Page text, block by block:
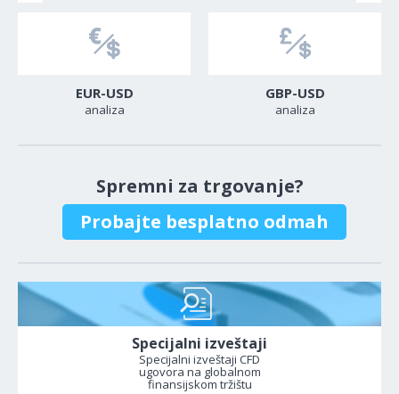
EUR-USD
analiza
GBP-USD
analiza
Spremni za trgovanje?
Probajte besplatno odmah
Specijalni izveštaji
Specijalni izveštaji CFD
ugovora na globalnom
finansijskom tržištu